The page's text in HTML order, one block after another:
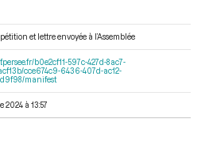
et lettre envoyée à l’Assemblée
b0e2cf11-597c-427d-8ac7-
cce674c9-6436-407d-ac12-
manifest
2024 à 13:57